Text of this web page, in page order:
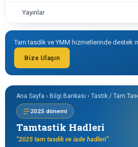
Yayınlar
Tam tasdik ve YMM hizmetlerinde destek
Bize Ulaşın
Ana Sayfa › Bilgi Bankası › Tastik / Tam
2025 dönemi
Tamtastik Hadleri
“2025 tam tasdik ve iade hadleri”